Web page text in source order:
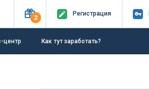
2
Регистрация
центр Как тут заработать?